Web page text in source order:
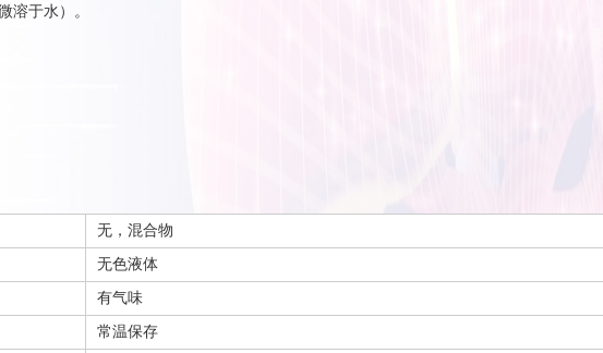
溶于水）。
无，混合物
无色液体
有气味
常温保存